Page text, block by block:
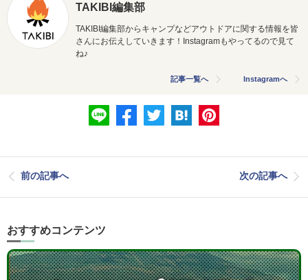
TAKIBI編集部
TAKIBI編集部からキャンプなどアウトドアに関する情報を皆
さんにお伝えしていきます！Instagramもやってるので見て
ね♪
記事一覧へ Instagramへ
前の記事へ 次の記事へ
おすすめコンテンツ